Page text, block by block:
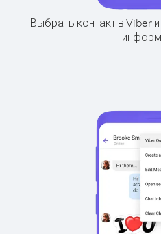
Выбрать контакт в Viber